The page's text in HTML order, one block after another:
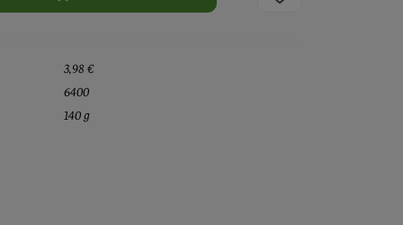
3,98 €
6400
140 g